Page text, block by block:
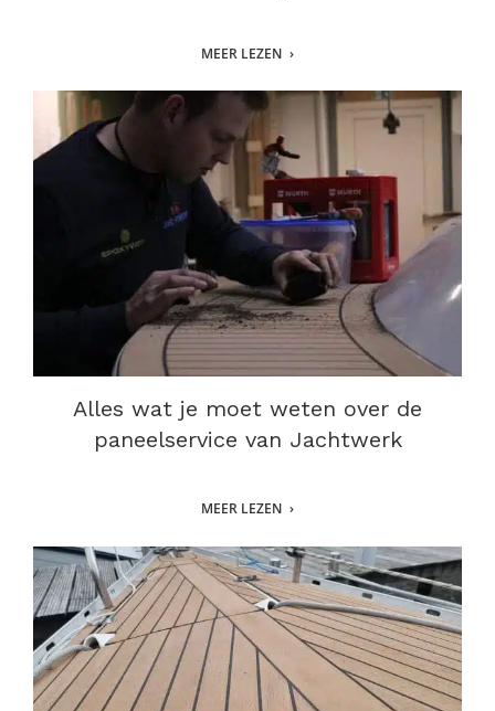
MEER LEZEN
Alles wat je moet weten over de
paneelservice van Jachtwerk
MEER LEZEN